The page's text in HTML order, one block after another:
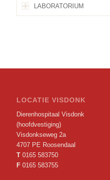
LABORATORIUM
LOCATIE VISDONK
Dierenhospitaal Visdonk
(hoofdvestiging)
Visdonkseweg 2a
4707 PE Roosendaal
T 0165 583750
F 0165 583755